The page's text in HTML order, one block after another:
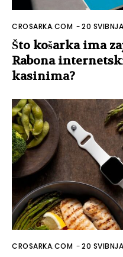
CROSARKA.COM -20
Što košarka ima
Rabona
kasinima?
CROSARKA.COM -20